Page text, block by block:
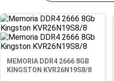
MEMORIA DDR4 2666 8GB
KINGSTON KVR26N19S8/8